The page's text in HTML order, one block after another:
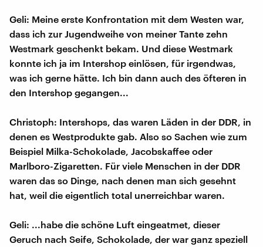
Geli: Meine erste Konfrontation mit dem Westen war,
dass ich zur Jugendweihe von meiner Tante zehn
Westmark geschenkt bekam. Und diese Westmark
konnte ich ja im Intershop einlösen, für irgendwas,
was ich gerne hätte. Ich bin dann auch des öfteren in
den Intershop gegangen...
Christoph: Intershops, das waren Läden in der DDR, in
denen es Westprodukte gab. Also so Sachen wie zum
Beispiel Milka-Schokolade, Jacobskaffee oder
Marlboro-Zigaretten. Für viele Menschen in der DDR
waren das so Dinge, nach denen man sich gesehnt
hat, weil die eigentlich total unerreichbar waren.
Geli: ...habe die schöne Luft eingeatmet, dieser
Geruch nach Seife, Schokolade, der war ganz speziell